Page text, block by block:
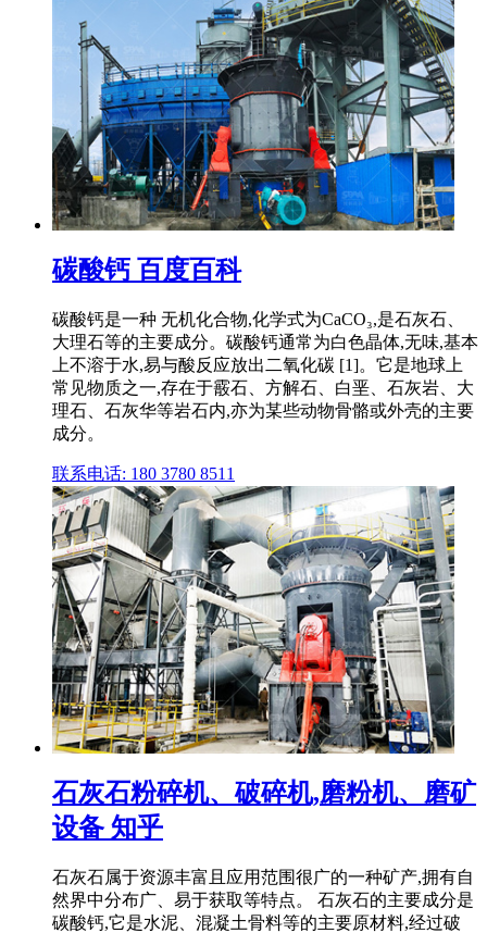
碳酸钙 百度百科
碳酸钙是一种 无机化合物,化学式为CaCO₃,是石灰石、
大理石等的主要成分。碳酸钙通常为白色晶体,无味,基本
上不溶于水,易与酸反应放出二氧化碳 [1]。它是地球上
常见物质之一,存在于霰石、方解石、白垩、石灰岩、大
理石、石灰华等岩石内,亦为某些动物骨骼或外壳的主要
成分。
联系电话: 180 3780 8511
石灰石粉碎机、破碎机,磨粉机、磨矿
设备 知乎
石灰石属于资源丰富且应用范围很广的一种矿产,拥有自
然界中分布广、易于获取等特点。 石灰石的主要成分是
碳酸钙,它是水泥、混凝土骨料等的主要原材料,经过破